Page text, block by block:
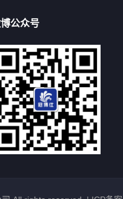
动系列
五槽多槽系列
油污
眼镜
公众号